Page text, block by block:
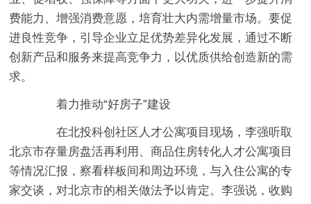
费能力、增强消费意愿，培育壮大内需增量市场。要促
进良性竞争，引导企业立足优势差异化发展，通过不断
创新产品和服务来提高竞争力，以优质供给创造新的需
求。
着力推动“好房子”建设
在北投科创社区人才公寓项目现场，李强听取
北京市存量房盘活再利用、商品住房转化人才公寓项目
等情况汇报，察看样板间和周边环境，与入住公寓的专
家交谈，对北京市的相关做法予以肯定。李强说，收购